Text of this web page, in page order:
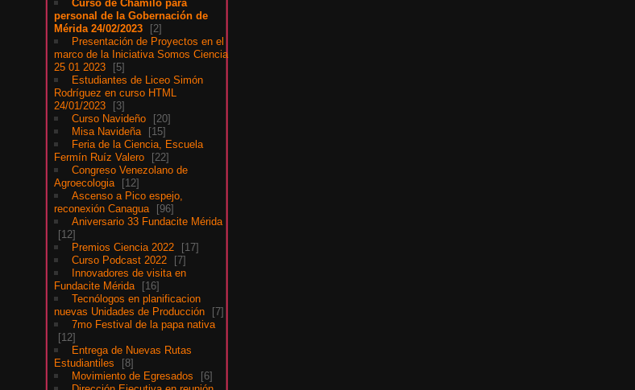
Curso de Chamilo para
personal de la Gobernación de
Mérida 24/02/2023
2
Presentación de Proyectos en el
marco de la Iniciativa Somos Ciencia
25 01 2023
5
Estudiantes de Liceo Simón
Rodríguez en curso HTML
24/01/2023
3
Curso Navideño
20
Misa Navideña
15
Feria de la Ciencia, Escuela
Fermín Ruíz Valero
22
Congreso Venezolano de
Agroecologia
12
Ascenso a Pico espejo,
reconexión Canagua
96
Aniversario 33 Fundacite Mérida
12
Premios Ciencia 2022
17
Curso Podcast 2022
7
Innovadores de visita en
Fundacite Mérida
16
Tecnólogos en planificacion
nuevas Unidades de Producción
7
7mo Festival de la papa nativa
12
Entrega de Nuevas Rutas
Estudiantiles
8
Movimiento de Egresados
6